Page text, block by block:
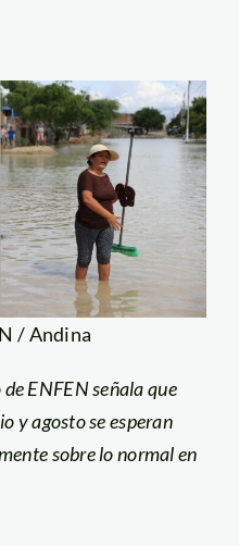
/ Andina
ENFEN señala que
y agosto se esperan
sobre lo normal en